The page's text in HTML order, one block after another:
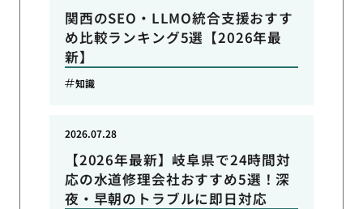
関西のSEO・LLMO統合支援おすす
め比較ランキング5選【2026年最
新】
知識
【2026年最新】岐阜県で24時間対
応の水道修理会社おすすめ5選！深
夜・早朝のトラブルに即日対応
2026.07.28